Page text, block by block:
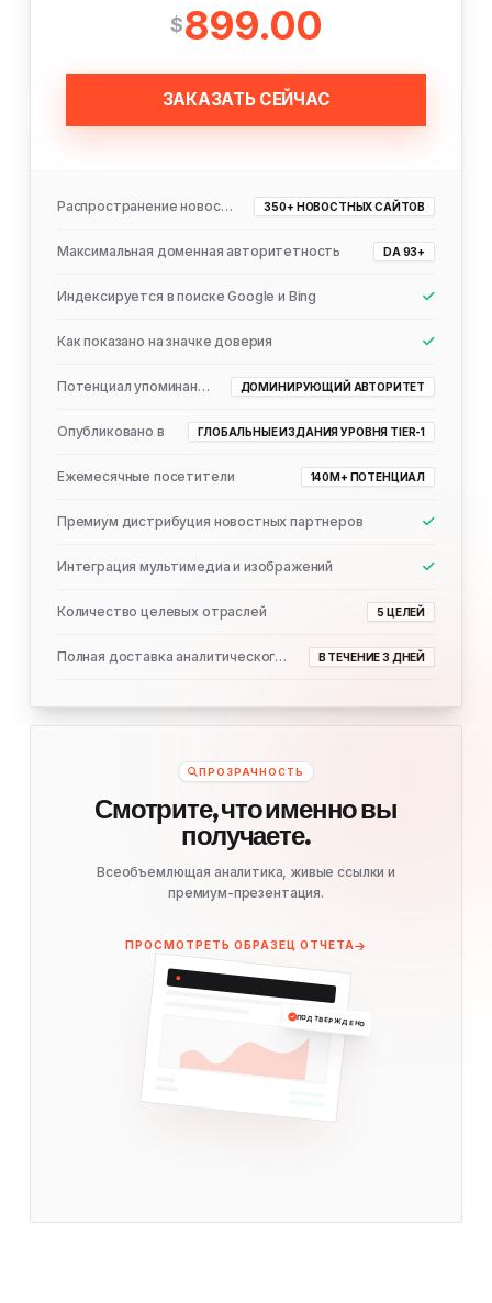
$899.00
ЗАКАЗАТЬ СЕЙЧАС
Распространение новостей 350+ НОВОСТНЫХ САЙТОВ
Максимальная доменная авторитетность DA 93+
Индексируется в поиске Google и Bing
Как показано на значке доверия
Потенциал упоминания ИИ ДОМИНИРУЮЩИЙ АВТОРИТЕТ
Опубликовано в ГЛОБАЛЬНЫЕ ИЗДАНИЯ УРОВНЯ TIER-1
Ежемесячные посетители 140M+ ПОТЕНЦИАЛ
Премиум дистрибуция новостных партнеров
Интеграция мультимедиа и изображений
Количество целевых отраслей 5 ЦЕЛЕЙ
Полная доставка аналитического отчета В ТЕЧЕНИЕ 3 ДНЕЙ
ПРОЗРАЧНОСТЬ
Смотрите, что именно вы
получаете.
Всеобъемлющая аналитика, живые ссылки и
премиум-презентация.
ПРОСМОТРЕТЬ ОБРАЗЕЦ ОТЧЕТА
ПОДТВЕРЖДЕНО